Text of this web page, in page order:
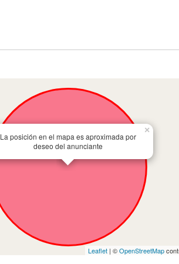
La posición en el mapa es aproximada por
deseo del anunciante
×
Leaflet | ©OpenStreetMap